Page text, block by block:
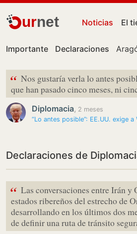
urnet Noticias El
Importante Declaraciones
“ Nos gustaría verla lo antes
que han pasado cinco meses, ni
Diplomacia, 2 meses
Declaraciones de
“ Las conversaciones entre Irán y
estados ribereños del estrecho de
desarrollando en los últimos dos
de definir una ruta de tránsito